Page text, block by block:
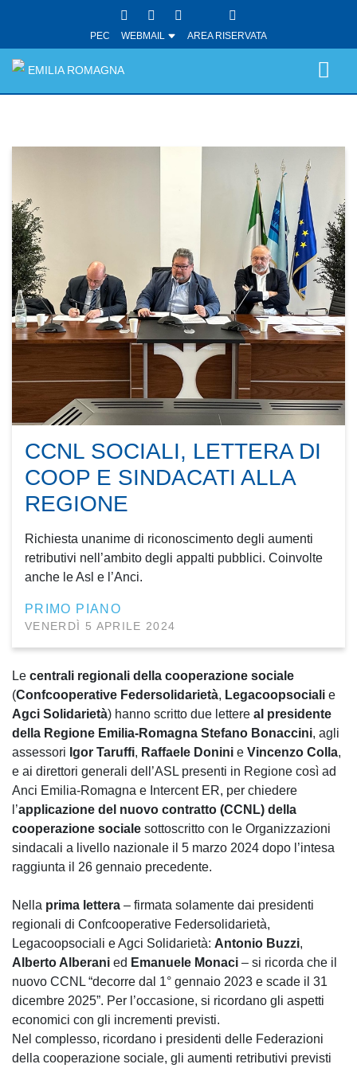
PEC WEBMAIL AREA RISERVATA
EMILIA ROMAGNA
CCNL SOCIALI, LETTERA DI
COOP E SINDACATI ALLA
REGIONE
Richiesta unanime di riconoscimento degli aumenti
retributivi nell’ambito degli appalti pubblici. Coinvolte
anche le Asl e l’Anci.
PRIMO PIANO
VENERDÌ 5 APRILE 2024
Le centrali regionali della cooperazione sociale
(Confcooperative Federsolidarietà, Legacoopsociali e
Agci Solidarietà) hanno scritto due lettere al presidente
della Regione Emilia-Romagna Stefano Bonaccini, agli
assessori Igor Taruffi, Raffaele Donini e Vincenzo Colla,
e ai direttori generali dell’ASL presenti in Regione così ad
Anci Emilia-Romagna e Intercent ER, per chiedere
l’applicazione del nuovo contratto (CCNL) della
cooperazione sociale sottoscritto con le Organizzazioni
sindacali a livello nazionale il 5 marzo 2024 dopo l’intesa
raggiunta il 26 gennaio precedente.
Nella prima lettera – firmata solamente dai presidenti
regionali di Confcooperative Federsolidarietà,
Legacoopsociali e Agci Solidarietà: Antonio Buzzi,
Alberto Alberani ed Emanuele Monaci – si ricorda che il
nuovo CCNL “decorre dal 1° gennaio 2023 e scade il 31
dicembre 2025”. Per l’occasione, si ricordano gli aspetti
economici con gli incrementi previsti.
Nel complesso, ricordano i presidenti delle Federazioni
della cooperazione sociale, gli aumenti retributivi previsti